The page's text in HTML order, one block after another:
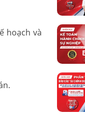
hoạch và